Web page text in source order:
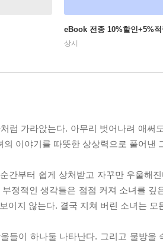
eBook 전종 10%할인+5%
상시
럼 가라앉는다. 아무리 벗어나려 애
이야기를 따뜻한 상상력으로 풀어낸
간부터 쉽게 상처받고 자꾸만 우울해
정적인 생각들은 점점 커져 소녀를
이지 않는다. 결국 지쳐 버린 소녀는
들이 하나둘 나타난다. 그리고 물방